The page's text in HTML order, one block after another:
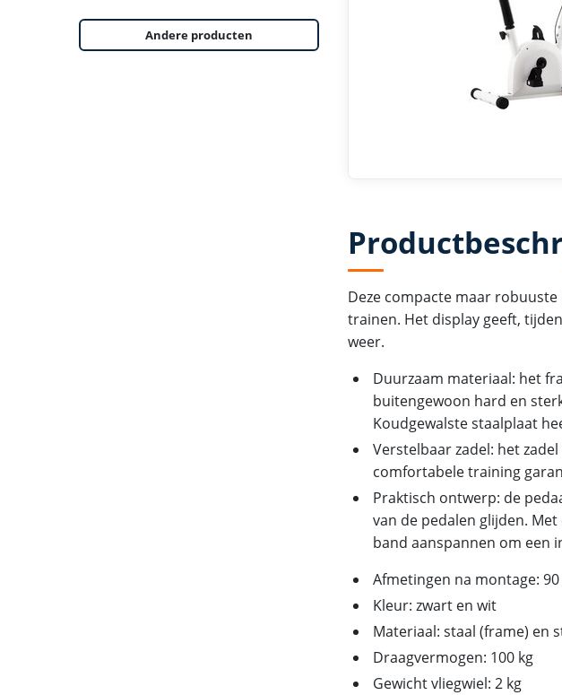
Andere producten
Deze compacte maar
trainen. Het display geeft,
weer.
Duurzaam materiaal: het
buitengewoon hard en
Koudgewalste staalplaat
Verstelbaar zadel: het
comfortabele training
Praktisch ontwerp: de
van de pedalen glijden.
band aanspannen om een
Afmetingen na montage: 90
Kleur: zwart en wit
Materiaal: staal (frame) en
Draagvermogen: 100 kg
Gewicht vliegwiel: 2 kg